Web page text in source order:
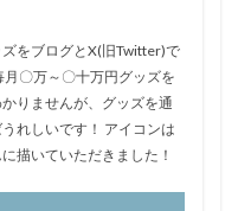
をブログとX(旧Twitter)で
〇万～〇十万円グッズを
りませんが、グッズを通
れしいです！ アイコンは
描いていただきました！